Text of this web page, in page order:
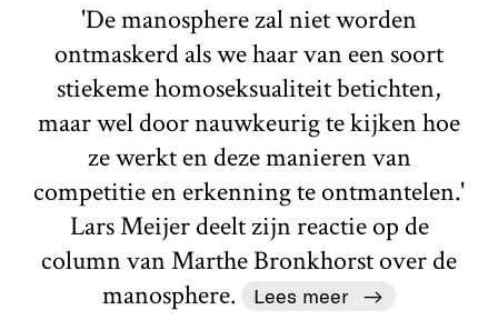
'De manosphere zal niet worden
ontmaskerd als we haar van een soort
stiekeme homoseksualiteit betichten,
maar wel door nauwkeurig te kijken hoe
ze werkt en deze manieren van
competitie en erkenning te ontmantelen.'
Lars Meijer deelt zijn reactie op de
column van Marthe Bronkhorst over de
manosphere.
Lees meer